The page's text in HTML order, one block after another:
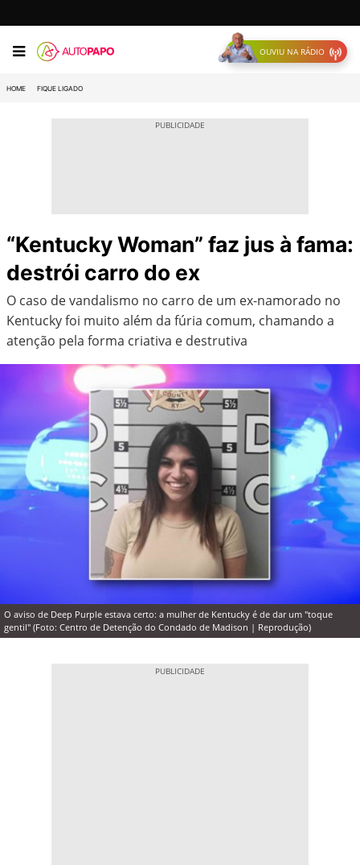
OUVIU NA RÁDIO
HOME FIQUE LIGADO
“Kentucky Woman” faz jus à fama:
destrói carro do ex
O caso de vandalismo no carro de um ex-namorado no
Kentucky foi muito além da fúria comum, chamando a
atenção pela forma criativa e destrutiva
O aviso de Deep Purple estava certo: a mulher de Kentucky é de dar um "toque
gentil" (Foto: Centro de Detenção do Condado de Madison | Reprodução)